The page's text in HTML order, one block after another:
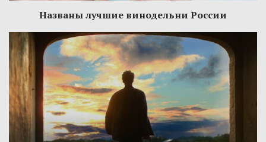
Названы лучшие винодельни России